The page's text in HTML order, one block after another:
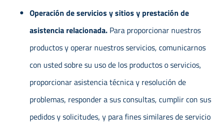
Operación de servicios y sitios y prestación de
asistencia relacionada. Para proporcionar nuestros
productos y operar nuestros servicios, comunicarnos
con usted sobre su uso de los productos o servicios,
proporcionar asistencia técnica y resolución de
problemas, responder a sus consultas, cumplir con sus
pedidos y solicitudes, y para fines similares de servicio